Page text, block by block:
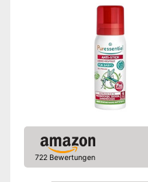
722 Bewertungen